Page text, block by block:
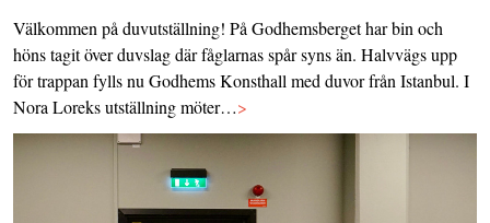
Välkommen på duvutställning! På Godhemsberget har bin och
höns tagit över duvslag där fåglarnas spår syns än. Halvvägs upp
för trappan fylls nu Godhems Konsthall med duvor från Istanbul. I
Nora Loreks utställning möter…>